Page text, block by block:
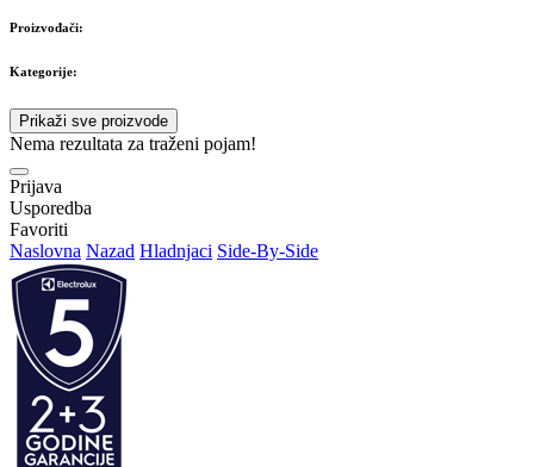
Proizvođači:
Kategorije:
Prikaži sve proizvode
Nema rezultata za traženi pojam!
Prijava
Usporedba
Favoriti
Naslovna Nazad Hladnjaci Side-By-Side